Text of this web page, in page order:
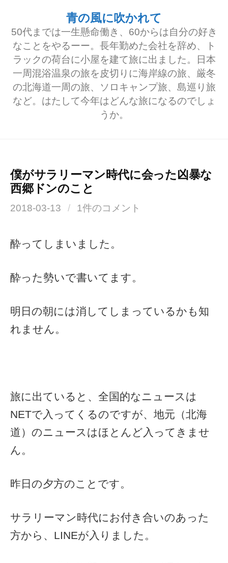
青の風に吹かれて
50代までは一生懸命働き、60からは自分の好き
なことをやるーー。長年勤めた会社を辞め、ト
ラックの荷台に小屋を建て旅に出ました。日本
一周混浴温泉の旅を皮切りに海岸線の旅、厳冬
の北海道一周の旅、ソロキャンプ旅、島巡り旅
など。はたして今年はどんな旅になるのでしょ
うか。
僕がサラリーマン時代に会った凶暴な
西郷ドンのこと
2018-03-13 / 1件のコメント
酔ってしまいました。
酔った勢いで書いてます。
明日の朝には消してしまっているかも知
れません。
旅に出ていると、全国的なニュースは
NETで入ってくるのですが、地元（北海
道）のニュースはほとんど入ってきませ
ん。
昨日の夕方のことです。
サラリーマン時代にお付き合いのあった
方から、LINEが入りました。